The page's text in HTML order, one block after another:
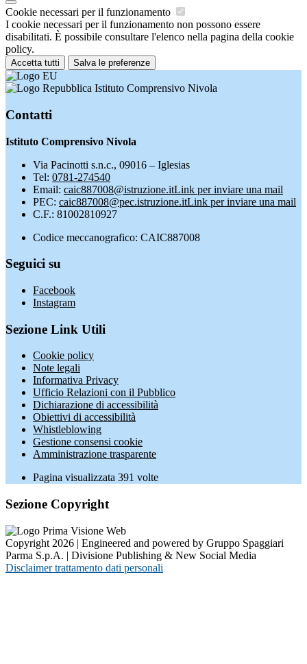
Cookie necessari per il funzionamento
I cookie necessari per il funzionamento non possono essere
disabilitati. È possibile consultare l'elenco nella pagina della cookie
policy.
Accetta tutti Salva le preferenze
Istituto Comprensivo Nivola
Contatti
Istituto Comprensivo Nivola
Via Pacinotti s.n.c., 09016 – Iglesias
Tel: 0781-274540
Email: caic887008@istruzione.itLink per inviare una mail
PEC: caic887008@pec.istruzione.itLink per inviare una mail
C.F.: 81002810927
Codice meccanografico: CAIC887008
Seguici su
Facebook
Instagram
Sezione Link Utili
Cookie policy
Note legali
Informativa Privacy
Ufficio Relazioni con il Pubblico
Dichiarazione di accessibilità
Obiettivi di accessibilità
Whistleblowing
Gestione consensi cookie
Amministrazione trasparente
Pagina visualizzata 391 volte
Sezione Copyright
Copyright 2026 | Engineered and powered by Gruppo Spaggiari
Parma S.p.A. | Divisione Publishing & New Social Media
Disclaimer trattamento dati personali